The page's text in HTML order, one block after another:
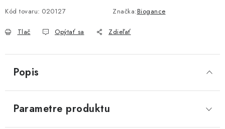
Kód tovaru: 020127 Značka:Biogance
Tlač Opýtať sa Zdieľať
Popis
Parametre produktu